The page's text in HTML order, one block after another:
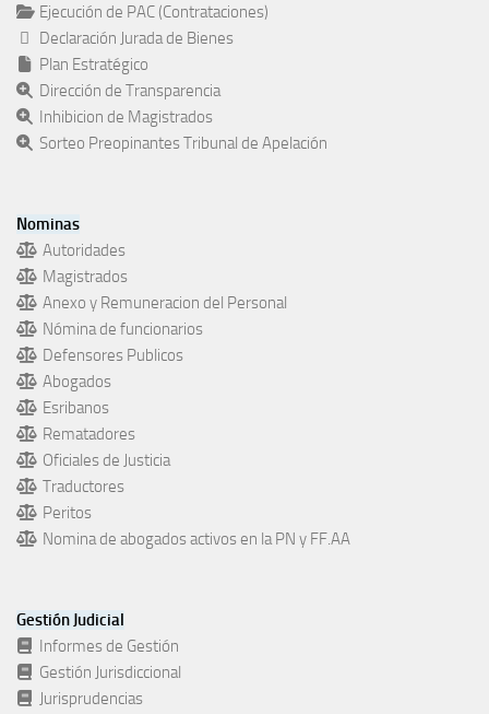
Ejecución de PAC (Contrataciones)
Declaración Jurada de Bienes
Plan Estratégico
Dirección de Transparencia
Inhibicion de Magistrados
Sorteo Preopinantes Tribunal de Apelación
Nominas
Autoridades
Magistrados
Anexo y Remuneracion del Personal
Nómina de funcionarios
Defensores Publicos
Abogados
Esribanos
Rematadores
Oficiales de Justicia
Traductores
Peritos
Nomina de abogados activos en la PN y FF.AA
Gestión Judicial
Informes de Gestión
Gestión Jurisdiccional
Jurisprudencias